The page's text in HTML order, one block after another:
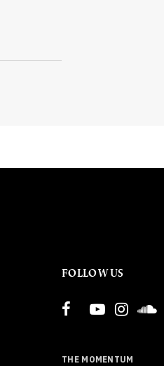
FOLLOW US
THE MOMENTUM